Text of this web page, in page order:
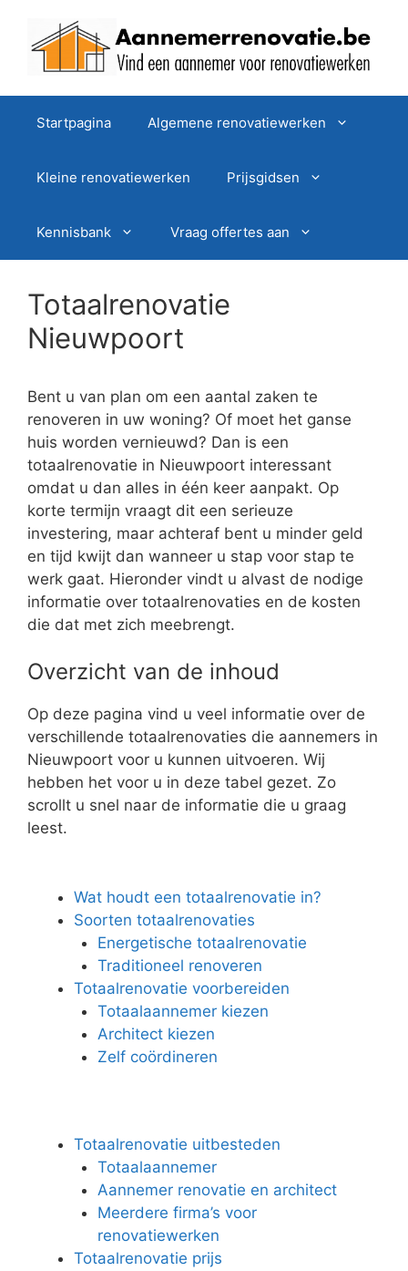
Startpagina Algemene renovatiewerken
Kleine renovatiewerken Prijsgidsen
Kennisbank Vraag offertes aan
Totaalrenovatie
Nieuwpoort
Bent u van plan om een aantal zaken te
renoveren in uw woning? Of moet het ganse
huis worden vernieuwd? Dan is een
totaalrenovatie in Nieuwpoort interessant
omdat u dan alles in één keer aanpakt. Op
korte termijn vraagt dit een serieuze
investering, maar achteraf bent u minder geld
en tijd kwijt dan wanneer u stap voor stap te
werk gaat. Hieronder vindt u alvast de nodige
informatie over totaalrenovaties en de kosten
die dat met zich meebrengt.
Overzicht van de inhoud
Op deze pagina vind u veel informatie over de
verschillende totaalrenovaties die aannemers in
Nieuwpoort voor u kunnen uitvoeren. Wij
hebben het voor u in deze tabel gezet. Zo
scrollt u snel naar de informatie die u graag
leest.
Wat houdt een totaalrenovatie in?
Soorten totaalrenovaties
Energetische totaalrenovatie
Traditioneel renoveren
Totaalrenovatie voorbereiden
Totaalaannemer kiezen
Architect kiezen
Zelf coördineren
Totaalrenovatie uitbesteden
Totaalaannemer
Aannemer renovatie en architect
Meerdere firma’s voor
renovatiewerken
Totaalrenovatie prijs